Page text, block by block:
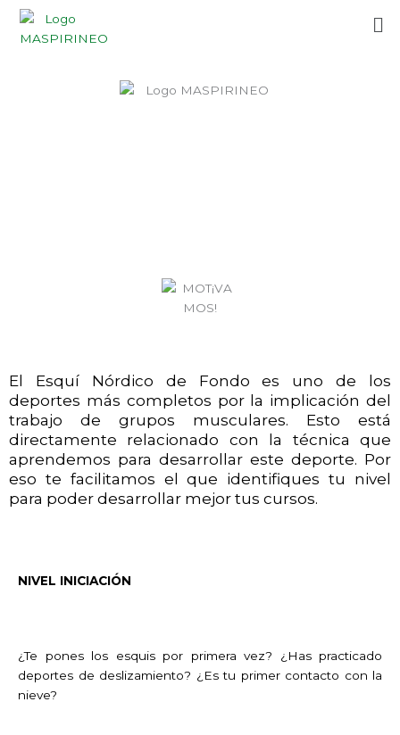
El Esquí Nórdico de Fondo es uno de los
deportes más completos por la implicación del
trabajo de grupos musculares. Esto está
directamente relacionado con la técnica que
aprendemos para desarrollar este deporte. Por
eso te facilitamos el que identifiques tu nivel
para poder desarrollar mejor tus cursos.
NIVEL INICIACIÓN
¿Te pones los esquis por primera vez? ¿Has practicado
deportes de deslizamiento? ¿Es tu primer contacto con la
nieve?